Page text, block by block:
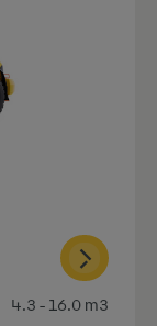
4.3 - 16.0 m3